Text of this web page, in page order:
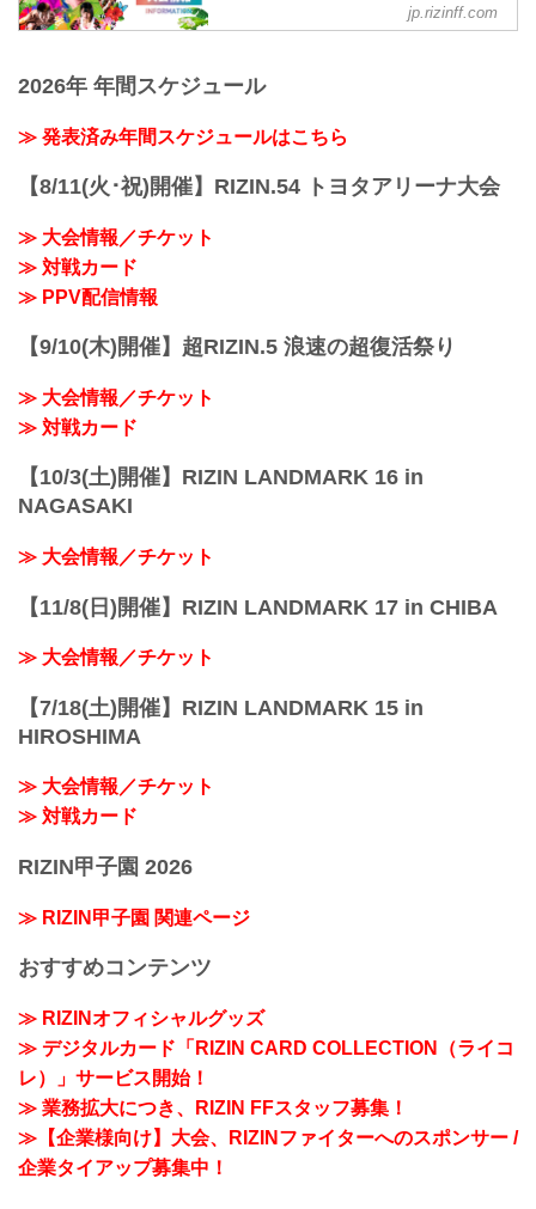
RIZIN.36 in OKINAWA
大会概要
湘南美容クリニック presents RIZIN.36
日時
予定時間が前後することがありますので
ご了承ください。
那覇バスターミナルより「...
jp.rizinff.com
2026年 年間スケジュール
≫ 発表済み年間スケジュールはこちら
【8/11(火･祝)開催】RIZIN.54 トヨタアリーナ大会
≫ 大会情報／チケット
≫ 対戦カード
≫ PPV配信情報
【9/10(木)開催】超RIZIN.5 浪速の超復活祭り
≫ 大会情報／チケット
≫ 対戦カード
【10/3(土)開催】RIZIN LANDMARK 16 in
NAGASAKI
≫ 大会情報／チケット
【11/8(日)開催】RIZIN LANDMARK 17 in CHIBA
≫ 大会情報／チケット
【7/18(土)開催】RIZIN LANDMARK 15 in
HIROSHIMA
≫ 大会情報／チケット
≫ 対戦カード
RIZIN甲子園 2026
≫ RIZIN甲子園 関連ページ
おすすめコンテンツ
≫ RIZINオフィシャルグッズ
≫ デジタルカード「RIZIN CARD COLLECTION（ライコ
レ）」サービス開始！
≫ 業務拡大につき、RIZIN FFスタッフ募集！
≫【企業様向け】大会、RIZINファイターへのスポンサー /
企業タイアップ募集中！